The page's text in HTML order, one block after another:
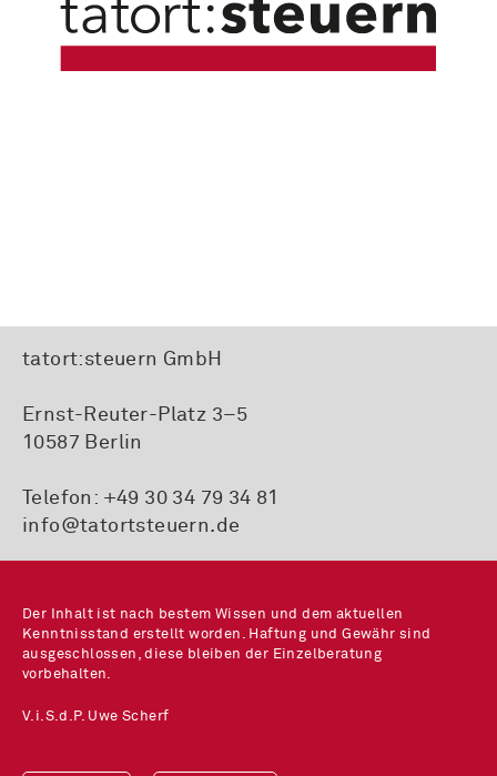
tatort:steuern GmbH
Ernst-Reuter-Platz 3–5
10587 Berlin
Telefon: +49 30 34 79 34 81
info@tatortsteuern.de
Der Inhalt ist nach bestem Wissen und dem aktuellen
Kenntnisstand erstellt worden. Haftung und Gewähr sind
ausgeschlossen, diese bleiben der Einzelberatung
vorbehalten.
V.i.S.d.P. Uwe Scherf